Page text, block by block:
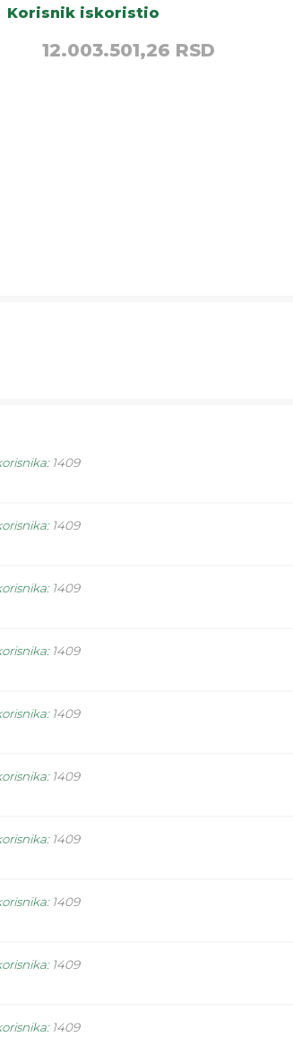
Korisnik iskoristio
12.003.501,26 RSD
: 1409
: 1409
: 1409
: 1409
: 1409
: 1409
: 1409
: 1409
: 1409
: 1409